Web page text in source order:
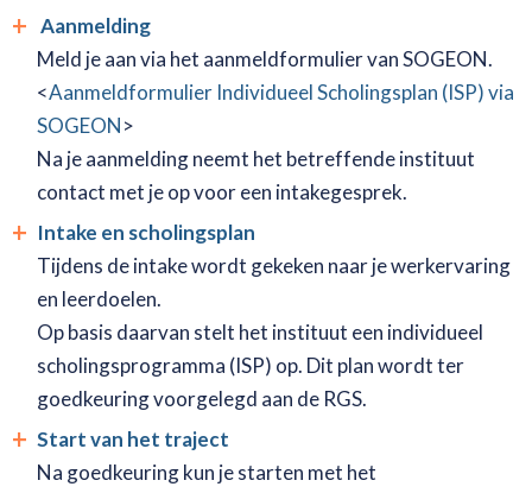
Aanmelding
Meld je aan via het aanmeldformulier van SOGEON.
<Aanmeldformulier Individueel Scholingsplan (ISP) via
SOGEON>
Na je aanmelding neemt het betreffende instituut
contact met je op voor een intakegesprek.
Intake en scholingsplan
Tijdens de intake wordt gekeken naar je werkervaring
en leerdoelen.
Op basis daarvan stelt het instituut een individueel
scholingsprogramma (ISP) op. Dit plan wordt ter
goedkeuring voorgelegd aan de RGS.
Start van het traject
Na goedkeuring kun je starten met het